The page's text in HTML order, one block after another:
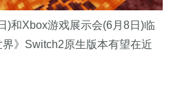
)和Xbox游戏展示会(6月8日)临
》Switch2原生版本有望在近